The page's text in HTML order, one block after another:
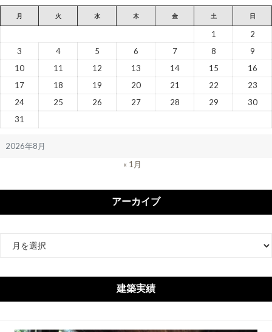
2026年8月
月 火 水 木 金 土 日
1
2
3
4 5 6 7 8
9
10
11 12 13 14 15
16
17
18 19 20 21 22
23
24
25 26 27 28 29
30
31
« 1月
アーカイブ
イ
建築実績